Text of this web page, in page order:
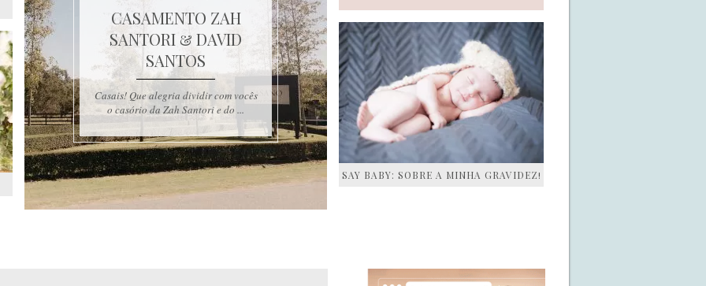
CASAMENTO ZAH
SANTORI & DAVID
SANTOS
Casais! Que alegria dividir com vocês
o casório da Zah Santori e do ...
SAY BABY: SOBRE A MINHA GRAVIDEZ!
SIDEBAR